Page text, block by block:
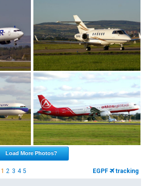
Load More Photos?
12 3 4 5 EGPF tracking